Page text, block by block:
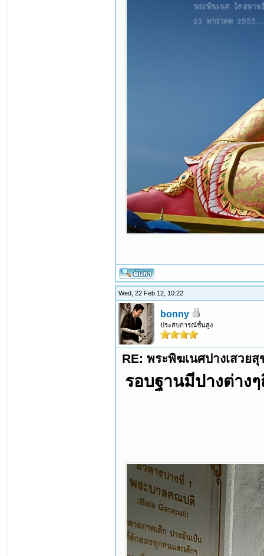
Wed, 22 Feb 12, 10:22
bonny
ประสบการณ์ชั้นสูง
RE: พระพิฆเนศปางเสวย
รอบฐานมีปางต่าง